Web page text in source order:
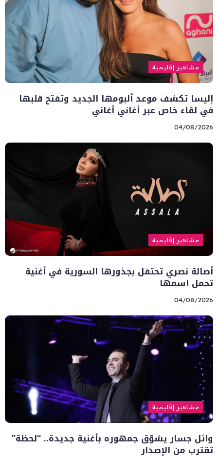
مشاهير إقليمية
إليسا تكشف موعد ألبومها الجديد وتفتح قلبها
في لقاء خاص عبر أغاني أغاني
04/08/2026
مشاهير إقليمية
أصالة نصري تحتفل بجذورها السورية في أغنية
تحمل اسمها
04/08/2026
مشاهير إقليمية
وائل جسار يشوّق جمهوره بأغنية جديدة.. “لحظة”
تقترب من الإصدار